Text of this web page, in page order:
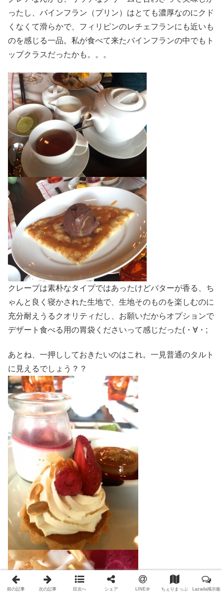
ったし、バインフラン（プリン）はとても濃厚なのにクド
くなくて滑らかで、フィリピンのレチェフランにも近いも
のを感じる一品。私が食べて来たバインフランの中でもト
ップクラスだったかも。。。
クレープは素朴なタイプではあったけどバターが香る、ち
ゃんと良く寝かされた生地で、生地そのものを楽しむのに
充分耐えうるクオリティだし、お願いだからオプションで
デザート食べる用の胃袋くださいって感じだった(・∀・;
あとね、一押ししておきたいのはこれ。一見普通のタルト
に見えるでしょう？？
前の記事 次の記事 目次へ シェア LINE＠ ちぇりまっぷ Lazada掲示板